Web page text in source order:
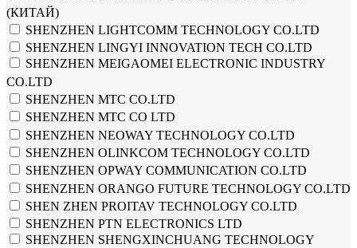
(КИТАЙ)
SHENZHEN LIGHTCOMM TECHNOLOGY CO.LTD
SHENZHEN LINGYI INNOVATION TECH CO.LTD
SHENZHEN MEIGAOMEI ELECTRONIC INDUSTRY
CO.LTD
SHENZHEN MTC CO.LTD
SHENZHEN MTC CO LTD
SHENZHEN NEOWAY TECHNOLOGY CO.LTD
SHENZHEN OLINKCOM TECHNOLOGY CO.LTD
SHENZHEN OPWAY COMMUNICATION CO.LTD
SHENZHEN ORANGO FUTURE TECHNOLOGY CO.LTD
SHEN ZHEN PROITAV TECHNOLOGY CO.LTD
SHENZHEN PTN ELECTRONICS LTD
SHENZHEN SHENGXINCHUANG TECHNOLOGY